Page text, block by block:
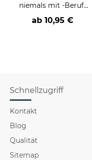
niemals mit -Beruf-
an
ab 10,95 €
Schnellzugriff
Kontakt
Blog
Qualität
Sitemap